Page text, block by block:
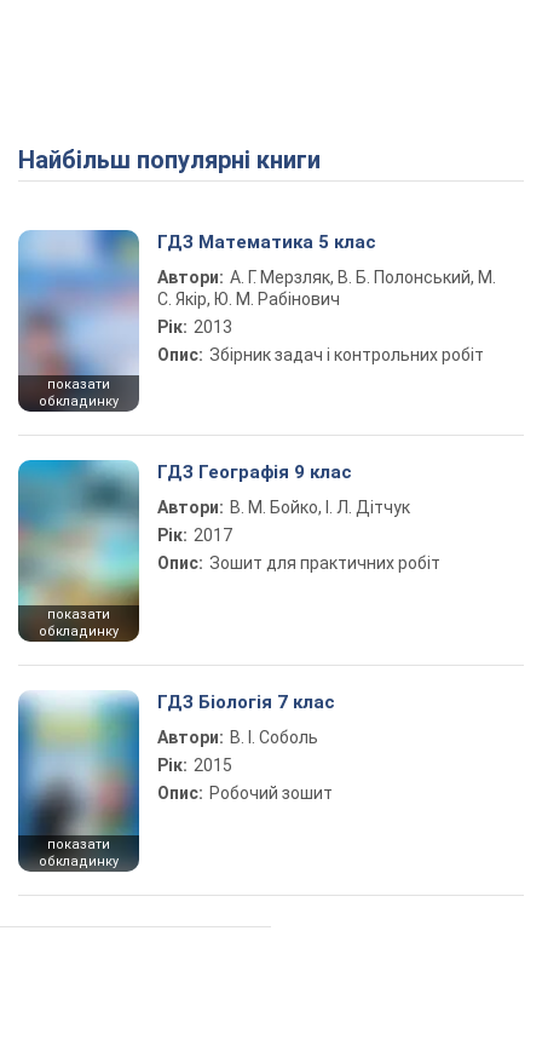
Найбільш популярні книги
показати
обкладинку
ГДЗ Математика 5 клас
Автори: А. Г. Мерзляк, В. Б. Полонський, М.
С. Якір, Ю. М. Рабінович
Рік: 2013
Опис: Збірник задач і контрольних робіт
показати
обкладинку
ГДЗ Географія 9 клас
Автори: В. М. Бойко, І. Л. Дітчук
Рік: 2017
Опис: Зошит для практичних робіт
показати
обкладинку
ГДЗ Біологія 7 клас
Автори: В. І. Соболь
Рік: 2015
Опис: Робочий зошит